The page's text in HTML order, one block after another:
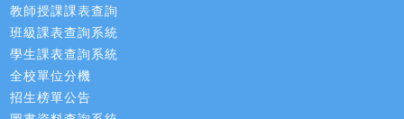
教師授課課表查詢
班級課表查詢系統
學生課表查詢系統
全校單位分機
招生榜單公告